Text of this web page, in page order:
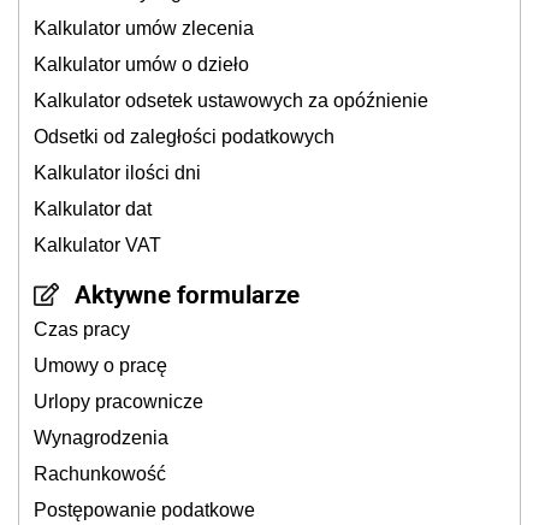
Kalkulator umów zlecenia
Kalkulator umów o dzieło
Kalkulator odsetek ustawowych za opóźnienie
Odsetki od zaległości podatkowych
Kalkulator ilości dni
Kalkulator dat
Kalkulator VAT
Aktywne formularze
Czas pracy
Umowy o pracę
Urlopy pracownicze
Wynagrodzenia
Rachunkowość
Postępowanie podatkowe